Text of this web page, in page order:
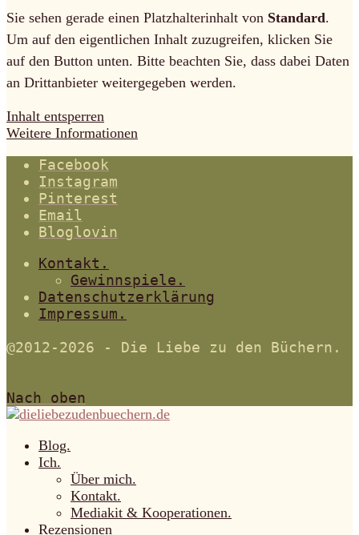
Sie sehen gerade einen Platzhalterinhalt von Standard.
Um auf den eigentlichen Inhalt zuzugreifen, klicken Sie
auf den Button unten. Bitte beachten Sie, dass dabei Daten
an Drittanbieter weitergegeben werden.
Inhalt entsperren
Weitere Informationen
Facebook
Instagram
Pinterest
Email
Bloglovin
Kontakt.
Gewinnspiele.
Datenschutzerklärung
Impressum.
@2012-2026 - Die Liebe zu den Büchern.
Nach oben
Blog.
Ich.
Über mich.
Kontakt.
Mediakit & Kooperationen.
Rezensionen